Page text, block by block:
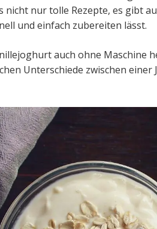
nur tolle Rezepte, es gibt
und einfach zubereiten lässt.
auch ohne Maschine
Unterschiede zwischen